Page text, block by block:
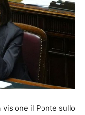
visione il Ponte sullo